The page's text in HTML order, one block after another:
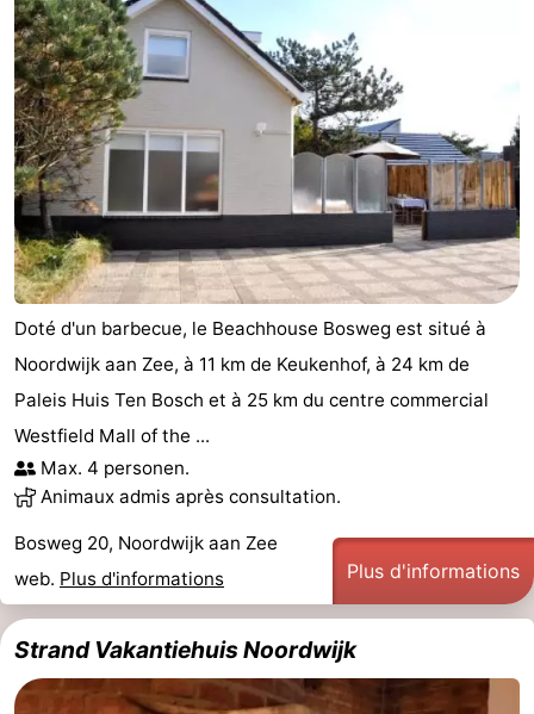
Doté d'un barbecue, le Beachhouse Bosweg est situé à
Noordwijk aan Zee, à 11 km de Keukenhof, à 24 km de
Paleis Huis Ten Bosch et à 25 km du centre commercial
Westfield Mall of the ...
Max. 4 personen.
Animaux admis après consultation.
Bosweg 20, Noordwijk aan Zee
web. Plus d'informations Plus d'informations
Strand Vakantiehuis Noordwijk